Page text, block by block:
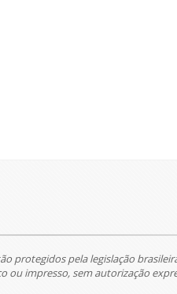
protegidos pela legislação
impresso, sem autorização